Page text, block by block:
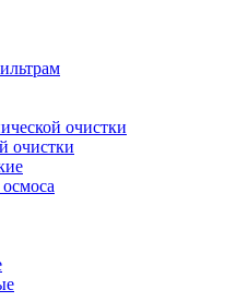
очистки
очистки